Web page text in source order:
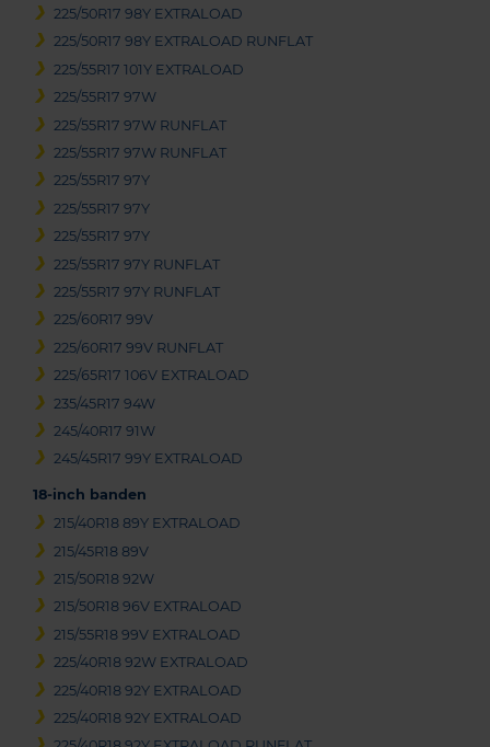
225/50R17 98Y EXTRALOAD
225/50R17 98Y EXTRALOAD RUNFLAT
225/55R17 101Y EXTRALOAD
225/55R17 97W
225/55R17 97W RUNFLAT
225/55R17 97W RUNFLAT
225/55R17 97Y
225/55R17 97Y
225/55R17 97Y
225/55R17 97Y RUNFLAT
225/55R17 97Y RUNFLAT
225/60R17 99V
225/60R17 99V RUNFLAT
225/65R17 106V EXTRALOAD
235/45R17 94W
245/40R17 91W
245/45R17 99Y EXTRALOAD
18-inch banden
215/40R18 89Y EXTRALOAD
215/45R18 89V
215/50R18 92W
215/50R18 96V EXTRALOAD
215/55R18 99V EXTRALOAD
225/40R18 92W EXTRALOAD
225/40R18 92Y EXTRALOAD
225/40R18 92Y EXTRALOAD